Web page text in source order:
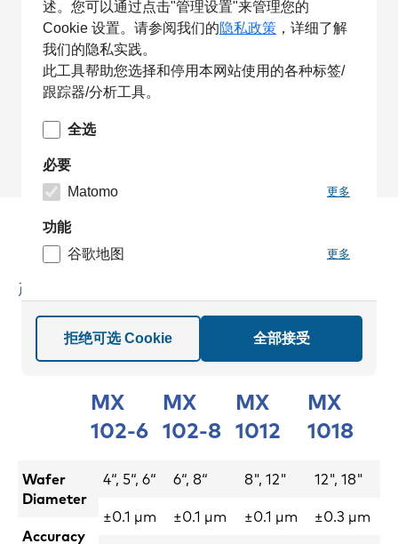
述。您可以通过点击"管理设置"来管理您的
Cookie 设置。请参阅我们的隐私政策 ，详细了解
我们的隐私实践。
此工具帮助您选择和停用本网站使用的各种标签/
跟踪器/分析工具。
全选
必要
Matomo
更多
功能
谷歌地图
更多
拒绝可选 Cookie 全部接受
产品比较
MX
102-6
MX
102-8
MX
1012
MX
1018
Wafer
Diameter
Accuracy
4“, 5“, 6“
±0.1 µm
6“, 8“
±0.1 µm
8", 12"
±0.1 µm
12", 18"
±0.3 µm